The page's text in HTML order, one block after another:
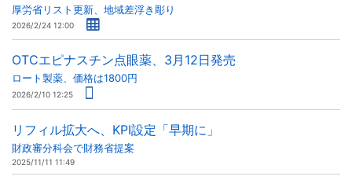
厚労省リスト更新、地域差浮き彫り
2026/2/24 12:00
OTCエピナスチン点眼薬、3月12日発売
ロート製薬、価格は1800円
2026/2/10 12:25
リフィル拡大へ、KPI設定「早期に」
財政審分科会で財務省提案
2025/11/11 11:49